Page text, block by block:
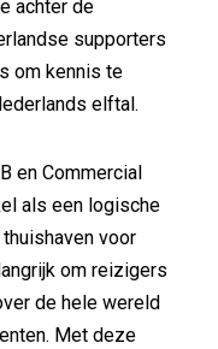
achter de
supporters
om kennis te
elftal.
en Commercial
als een logische
voor
om reizigers
de hele wereld
Met deze